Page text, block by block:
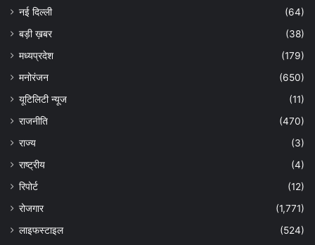
नई दिल्ली
(64)
बड़ी ख़बर
(38)
मध्यप्रदेश
(179)
मनोरंजन
(650)
यूटिलिटी न्यूज
(11)
राजनीति
(470)
राज्य
(3)
राष्ट्रीय
(4)
रिपोर्ट
(12)
रोजगार
(1,771)
लाइफस्टाइल
(524)